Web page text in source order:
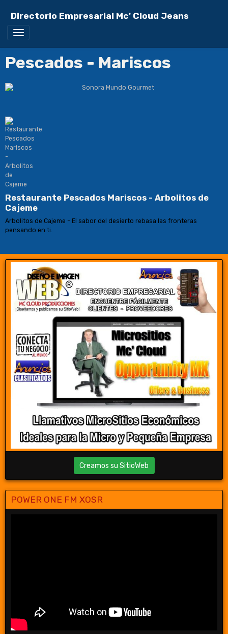
Directorio Empresarial Mc' Cloud Jeans
Pescados - Mariscos
Restaurante Pescados Mariscos - Arbolitos de
Cajeme
Arbolitos de Cajeme - El sabor del desierto rebasa las fronteras
pensando en ti.
Creamos su SitioWeb
POWER ONE FM XOSR